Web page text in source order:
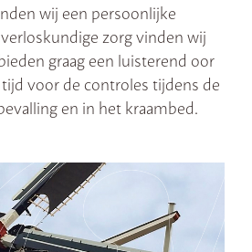
wij een persoonlijke
zorg vinden wij
graag een luisterend oor
voor de controles tijdens de
en in het kraambed.